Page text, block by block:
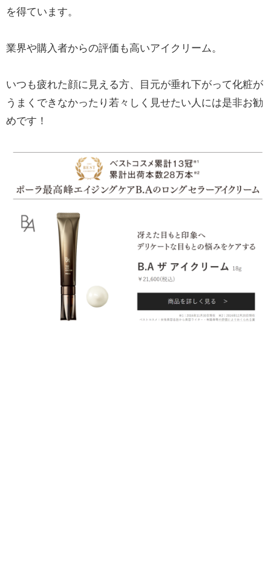
を得ています。
業界や購入者からの評価も高いアイクリーム。
いつも疲れた顔に見える方、目元が垂れ下がって化粧が
うまくできなかったり若々しく見せたい人には是非お勧
めです！